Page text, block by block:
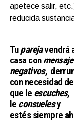
apetece salir,
reducida
Tuparejavendrá
casa con
negativos,
con necesidad de
que le escuches,
le consuelesy
estés siempre